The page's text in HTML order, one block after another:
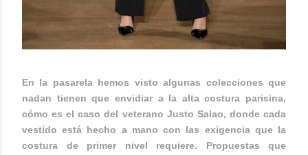
En la pasarela hemos visto algunas colecciones que
nadan tienen que envidiar a la alta costura parisina,
cómo es el caso del veterano Justo Salao, donde cada
vestido está hecho a mano con las exigencia que la
costura de primer nivel requiere. Propuestas que